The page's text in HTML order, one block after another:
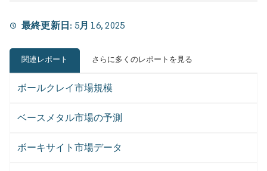
最終更新日: 5月 16, 2025
関連レポート さらに多くのレポートを見る
ボールクレイ市場規模
ベースメタル市場の予測
ボーキサイト市場データ